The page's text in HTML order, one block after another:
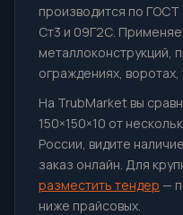
производится по
Ст3 и 09Г2С.
металлоконструкций,
ограждениях,
На TrubMarket вы
150×150×10 от
России, видите
заказ онлайн. Для
разместить тендер —
ниже прайсовых.